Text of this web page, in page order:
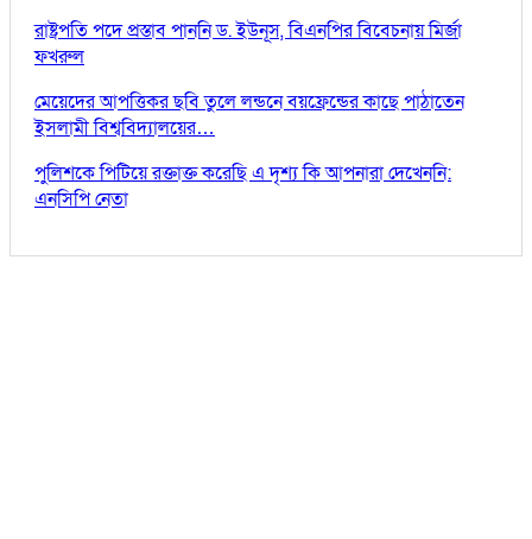
রাষ্ট্রপতি পদে প্রস্তাব পাননি ড. ইউনূস, বিএনপির বিবেচনায় মির্জা
ফখরুল
মেয়েদের আপত্তিকর ছবি তুলে লন্ডনে বয়ফ্রেন্ডের কাছে পাঠাতেন
ইসলামী বিশ্ববিদ্যালয়ের…
পুলিশকে পিটিয়ে রক্তাক্ত করেছি এ দৃশ্য কি আপনারা দেখেননি:
এনসিপি নেতা